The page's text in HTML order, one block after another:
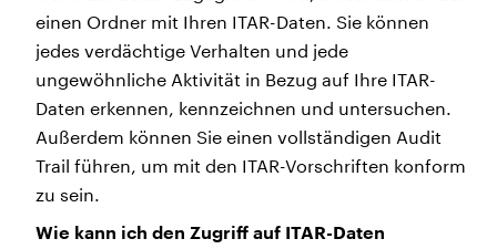
einen Ordner mit Ihren ITAR-Daten. Sie können
jedes verdächtige Verhalten und jede
ungewöhnliche Aktivität in Bezug auf Ihre ITAR-
Daten erkennen, kennzeichnen und untersuchen.
Außerdem können Sie einen vollständigen Audit
Trail führen, um mit den ITAR-Vorschriften konform
zu sein.
Wie kann ich den Zugriff auf ITAR-Daten